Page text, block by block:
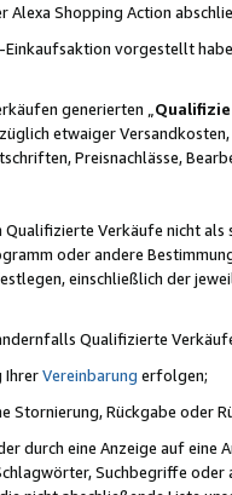
Alexa Shopping Action
vorgestellt
generierten „
etwaiger
Preisnachlässe,
Verkäufe nicht
oder andere
einschließlich der
Qualifizierte
IhrerVereinbarung erfolgen;
Stornierung, Rückgabe oder
durch eine Anzeige auf
Suchbegriffe